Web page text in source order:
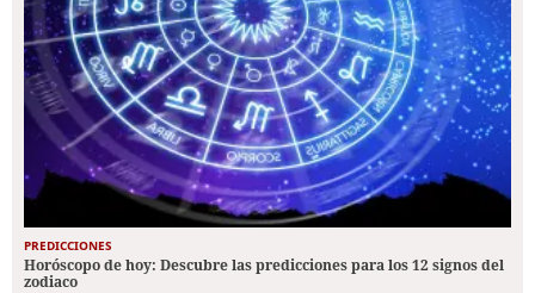
PREDICCIONES
Horóscopo de hoy: Descubre las predicciones para los 12 signos del
zodiaco